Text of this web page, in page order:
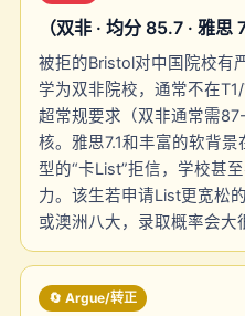
（双非 · 均分 85.7 · 雅思
被拒的Bristol对中国院校有
学为双非院校，通常不在
超常规要求（双非通常需
核。雅思7.1和丰富的软背
型的“卡List”拒信，学校甚
力。该生若申请List更宽松
或澳洲八大，录取概率会大
🔄 Argue/转正